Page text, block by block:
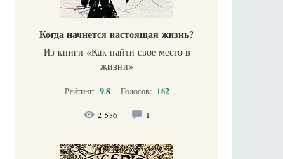
Когда начнется настоящая жизнь?
Из книги «Как найти свое место в
жизни​»
Рейтинг: 9.8 Голосов: 162
2 586 1